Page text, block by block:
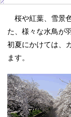
桜や紅葉、雪景
た、様々な水鳥が
初夏にかけては、
ます。